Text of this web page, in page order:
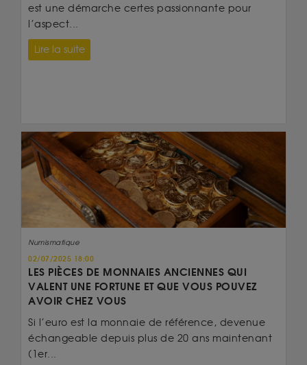
est une démarche certes passionnante pour
l’aspect...
Lire la suite
Numismatique
02/07/2025 18:00
LES PIÈCES DE MONNAIES ANCIENNES QUI
VALENT UNE FORTUNE ET QUE VOUS POUVEZ
AVOIR CHEZ VOUS
Si l’euro est la monnaie de référence, devenue
échangeable depuis plus de 20 ans maintenant
(1er...